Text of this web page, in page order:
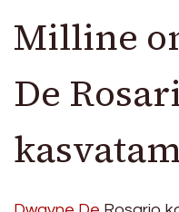
Milline
De